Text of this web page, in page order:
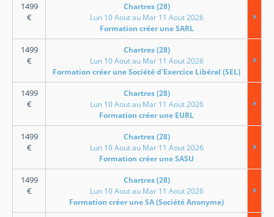
1499
€
Chartres (28)
Lun 10 Aout au Mar 11 Aout 2026
Formation créer une SARL
1499
€
Chartres (28)
Lun 10 Aout au Mar 11 Aout 2026
Formation créer une Société d'Exercice Libéral (SEL)
1499
€
Chartres (28)
Lun 10 Aout au Mar 11 Aout 2026
Formation créer une EURL
1499
€
Chartres (28)
Lun 10 Aout au Mar 11 Aout 2026
Formation créer une SASU
1499
€
Chartres (28)
Lun 10 Aout au Mar 11 Aout 2026
Formation créer une SA (Société Anonyme)